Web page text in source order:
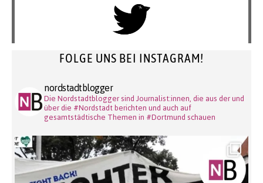
FOLGE UNS BEI INSTAGRAM!
nordstadtblogger
Die Nordstadtblogger sind Journalist:innen, die aus der und
über die #Nordstadt berichten und auch auf
gesamtstädtische Themen in #Dortmund schauen